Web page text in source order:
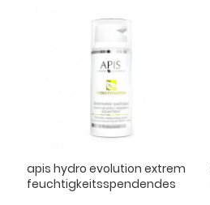
apis hydro evolution extrem
feuchtigkeitsspendendes